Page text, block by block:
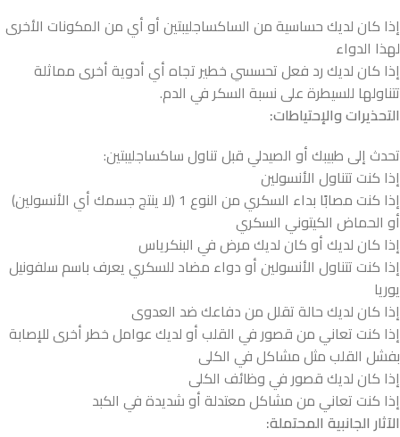
إذا كان لديك حساسية من الساكساجليبتين أو أي من المكونات الأخرى
لهذا الدواء
إذا كان لديك رد فعل تحسسي خطير تجاه أي أدوية أخرى مماثلة
تتناولها للسيطرة على نسبة السكر في الدم.
التحذيرات والإحتياطات:
تحدث إلى طبيبك أو الصيدلي قبل تناول ساكساجليبتين:
إذا كنت تتناول الأنسولين
إذا كنت مصابًا بداء السكري من النوع 1 (لا ينتج جسمك أي الأنسولين)
أو الحماض الكيتوني السكري
إذا كان لديك أو كان لديك مرض في البنكرياس
إذا كنت تتناول الأنسولين أو دواء مضاد للسكري يعرف باسم سلفونيل
يوريا
إذا كان لديك حالة تقلل من دفاعك ضد العدوى
إذا كنت تعاني من قصور في القلب أو لديك عوامل خطر أخرى للإصابة
بفشل القلب مثل مشاكل في الكلى
إذا كان لديك قصور في وظائف الكلى
إذا كنت تعاني من مشاكل معتدلة أو شديدة في الكبد
الآثار الجانبية المحتملة: